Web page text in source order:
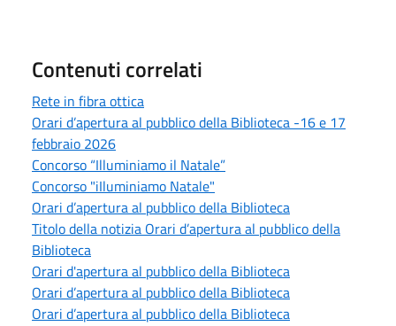
Contenuti correlati
Rete in fibra ottica
Orari d’apertura al pubblico della Biblioteca -16 e 17
febbraio 2026
Concorso “Illuminiamo il Natale”
Concorso "iIluminiamo Natale"
Orari d’apertura al pubblico della Biblioteca
Titolo della notizia Orari d’apertura al pubblico della
Biblioteca
Orari d'apertura al pubblico della Biblioteca
Orari d’apertura al pubblico della Biblioteca
Orari d’apertura al pubblico della Biblioteca